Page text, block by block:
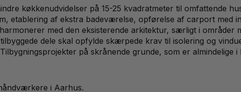
køkkenudvidelser på 15-25 kvadratmeter til omfattende
etablering af ekstra badeværelse, opførelse af carport med
med den eksisterende arkitektur, særligt i
dele skal opfylde skærpede krav til isolering og
på skrånende grunde, som er
i Aarhus.